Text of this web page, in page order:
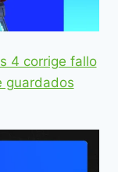
4 corrige fallo
guardados